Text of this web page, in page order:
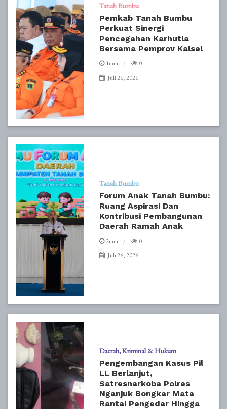
Tanah Bumbu
Pemkab Tanah Bumbu
Perkuat Sinergi
Pencegahan Karhutla
Bersama Pemprov Kalsel
1min
0
Juli 26, 2026
Tanah Bumbu
Forum Anak Tanah Bumbu:
Ruang Aspirasi Dan
Kontribusi Pembangunan
Daerah Ramah Anak
2min
0
Juli 26, 2026
Daerah Kriminal & Hukum
Pengembangan Kasus Pil
LL Berlanjut,
Satresnarkoba Polres
Nganjuk Bongkar Mata
Rantai Pengedar Hingga